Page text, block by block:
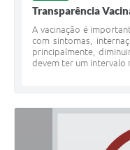
Transparência
A vacinação é
com sintomas,
principalmente,
devem ter um intervalo